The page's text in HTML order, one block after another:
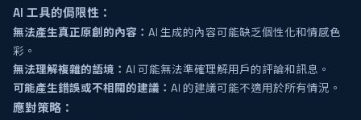
AI 工具的侷限性：
無法產生真正原創的內容： AI 生成的內容可能缺乏個性化和情感色
彩。
無法理解複雜的語境： AI 可能無法準確理解用戶的評論和訊息。
可能產生錯誤或不相關的建議： AI 的建議可能不適用於所有情況。
應對策略：